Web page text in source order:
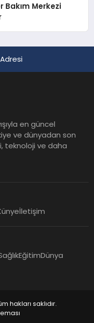
Bakım Merkezi
en güncel
ve dünyadan son
teknoloji ve daha
İletişim
EğitimDünya
hakları saklıdır.